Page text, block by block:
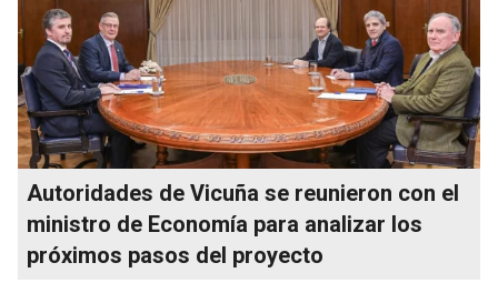
Autoridades de Vicuña se reunieron con el
ministro de Economía para analizar los
próximos pasos del proyecto